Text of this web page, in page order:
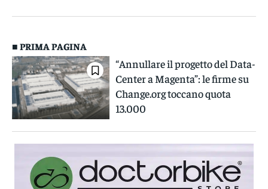
■ PRIMA PAGINA
“Annullare il progetto del Data-
Center a Magenta”: le firme su
Change.org toccano quota
13.000